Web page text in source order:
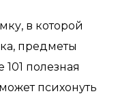
в которой
предметы
полезная
психонуть